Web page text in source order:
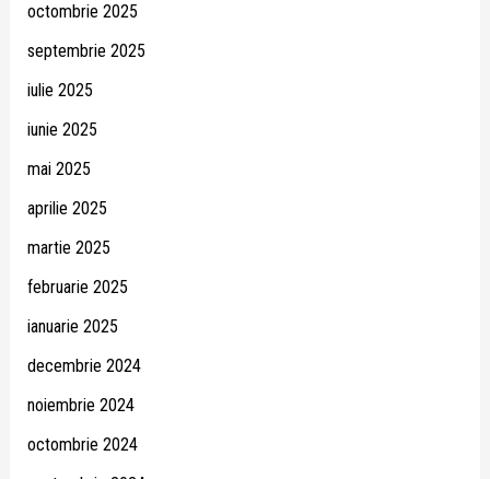
octombrie 2025
septembrie 2025
iulie 2025
iunie 2025
mai 2025
aprilie 2025
martie 2025
februarie 2025
ianuarie 2025
decembrie 2024
noiembrie 2024
octombrie 2024